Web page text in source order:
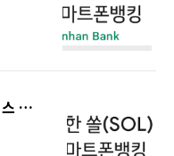
신한 쏠퀴즈 4월7일 야구SOL 플러스 출석(위드)플레이OX 정답 모음